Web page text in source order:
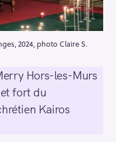
2024, photo Claire S.
Hors-les-Murs
fort du
Kairos